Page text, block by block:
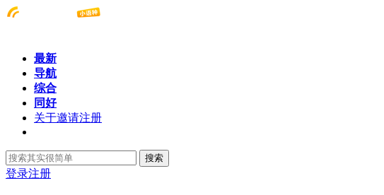
最新
导航
综合
同好
关于邀请注册
搜索
登录注册